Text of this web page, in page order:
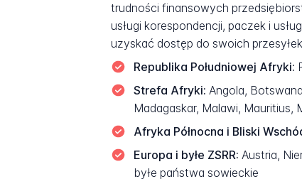
trudności finansowych
usługi korespondencji, paczek i
uzyskać dostęp do swoich
Republika Południowej Afryki:
Strefa Afryki: Angola,
Madagaskar, Malawi, Mauritius,
Afryka Północna i Bliski
Europa i byłe ZSRR: Austria,
byłe państwa sowieckie